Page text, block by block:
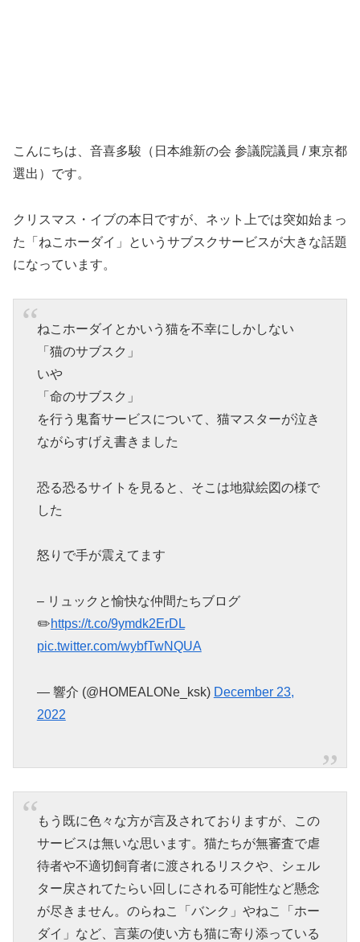
こんにちは、音喜多駿（日本維新の会 参議院議員 / 東京都
選出）です。
クリスマス・イブの本日ですが、ネット上では突如始まっ
た「ねこホーダイ」というサブスクサービスが大きな話題
になっています。
ねこホーダイとかいう猫を不幸にしかしない
「猫のサブスク」
いや
「命のサブスク」
を行う鬼畜サービスについて、猫マスターが泣き
ながらすげえ書きました
恐る恐るサイトを見ると、そこは地獄絵図の様で
した
怒りで手が震えてます
– リュックと愉快な仲間たちブログ
✏️https://t.co/9ymdk2ErDL
pic.twitter.com/wybfTwNQUA
— 響介 (@HOMEALONe_ksk) December 23,
2022
もう既に色々な方が言及されておりますが、この
サービスは無いな思います。猫たちが無審査で虐
待者や不適切飼育者に渡されるリスクや、シェル
ター戻されてたらい回しにされる可能性など懸念
が尽きません。のらねこ「バンク」やねこ「ホー
ダイ」など、言葉の使い方も猫に寄り添っている